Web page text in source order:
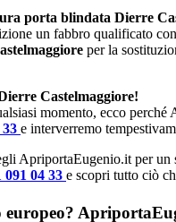
porta blindata Dierre
un fabbro qualificato con
per la
Castelmaggiore!
momento, ecco
33 e interverremo
ApriportaEugenio.it per un
091 04 33 e scopri tutto ciò